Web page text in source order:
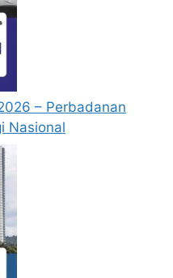
– Perbadanan
Nasional